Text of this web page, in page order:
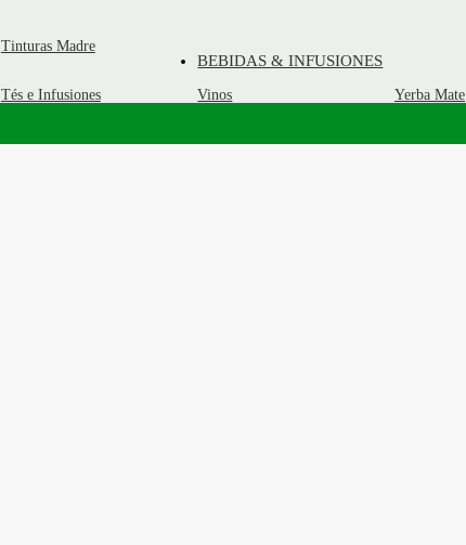
Tinturas Madre
BEBIDAS & INFUSIONES
Tés e Infusiones Vinos Yerba Mate